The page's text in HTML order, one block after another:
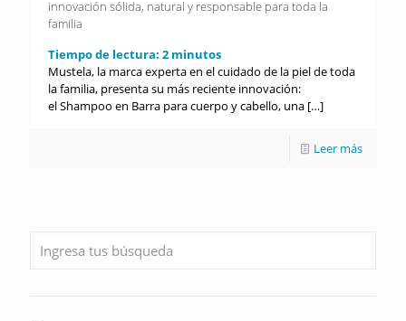
innovación sólida, natural y responsable para toda la
familia
Tiempo de lectura: 2 minutos
Mustela, la marca experta en el cuidado de la piel de toda
la familia, presenta su más reciente innovación:
el Shampoo en Barra para cuerpo y cabello, una […]
Leer más